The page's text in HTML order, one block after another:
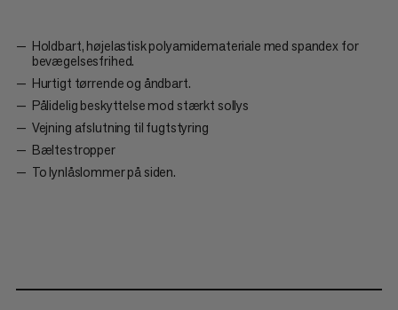
Holdbart, højelastisk polyamidemateriale med spandex for
bevægelsesfrihed.
Hurtigt tørrende og åndbart.
Pålidelig beskyttelse mod stærkt sollys
Vejning afslutning til fugtstyring
Bæltestropper
To lynlåslommer på siden.